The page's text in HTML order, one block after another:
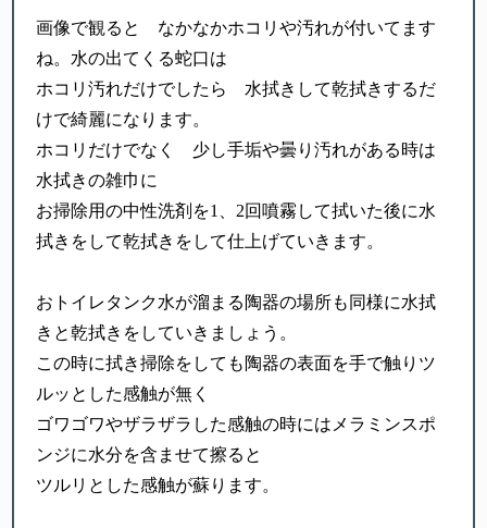
画像で観ると なかなかホコリや汚れが付いてます
ね。水の出てくる蛇口は
ホコリ汚れだけでしたら 水拭きして乾拭きするだ
けで綺麗になります。
ホコリだけでなく 少し手垢や曇り汚れがある時は
水拭きの雑巾に
お掃除用の中性洗剤を1、2回噴霧して拭いた後に水
拭きをして乾拭きをして仕上げていきます。
おトイレタンク水が溜まる陶器の場所も同様に水拭
きと乾拭きをしていきましょう。
この時に拭き掃除をしても陶器の表面を手で触りツ
ルッとした感触が無く
ゴワゴワやザラザラした感触の時にはメラミンスポ
ンジに水分を含ませて擦ると
ツルリとした感触が蘇ります。